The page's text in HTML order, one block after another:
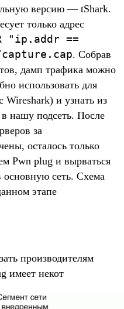
версию — tShark.
только адрес
"ip.addr ==
. Собрав
дамп трафика можно
использовать для
Wireshark) и узнать из
нашу подсеть. После
за
осталось только
Pwn plug и вырваться
сеть. Схема
этапе
производителям
имеет некот